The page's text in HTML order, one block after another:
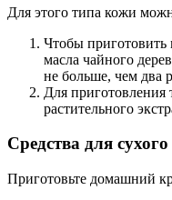
Для этого типа кожи
Чтобы приготовить
масла чайного
не больше, чем два
Для приготовления
растительного
Средства для
Приготовьте домашний